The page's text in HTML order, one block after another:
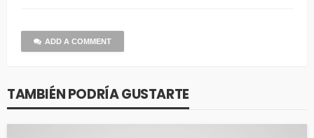
ADD A COMMENT
TAMBIÉN PODRÍA GUSTARTE